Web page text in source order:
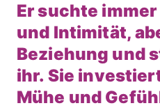
Er suchte
und Intimität,
Beziehung und
ihr. Sie
Mühe und